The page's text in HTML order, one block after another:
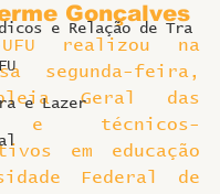
e Relação de Tra
e Lazer
Gonçalves
UFU realizou na
segunda-feira,
Geral das
e técnicos-
em educação
Federal de